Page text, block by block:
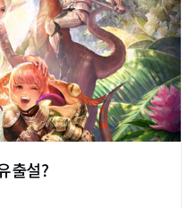
출설?